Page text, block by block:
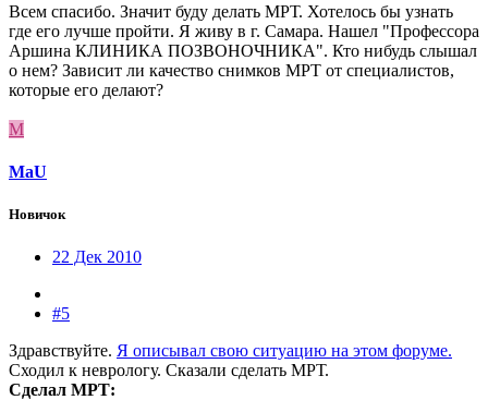
Всем спасибо. Значит буду делать МРТ. Хотелось бы узнать
где его лучше пройти. Я живу в г. Самара. Нашел "Профессора
Аршина КЛИНИКА ПОЗВОНОЧНИКА". Кто нибудь слышал
о нем? Зависит ли качество снимков МРТ от специалистов,
которые его делают?
M
MaU
Новичок
22 Дек 2010
#5
Здравствуйте. Я описывал свою ситуацию на этом форуме.
Сходил к неврологу. Сказали сделать МРТ.
Сделал МРТ: